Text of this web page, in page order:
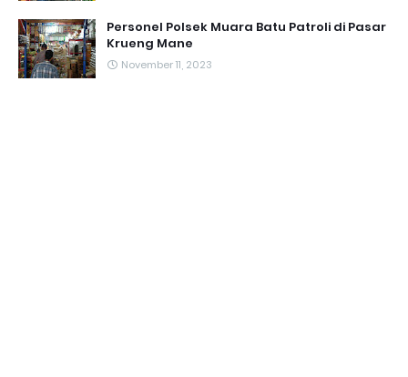
Personel Polsek Muara Batu Patroli di Pasar
Krueng Mane
November 11, 2023